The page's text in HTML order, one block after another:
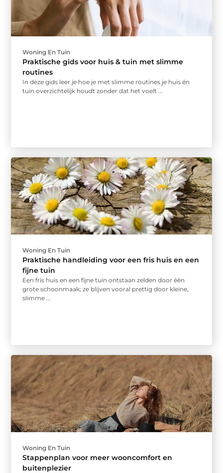
Woning En Tuin
Praktische gids voor huis & tuin met slimme
routines
In deze gids leer je hoe je met slimme routines je huis én
tuin overzichtelijk houdt zonder dat het voelt ...
Woning En Tuin
Praktische handleiding voor een fris huis en een
fijne tuin
Een fris huis en een fijne tuin ontstaan zelden door één
grote schoonmaak; ze blijven vooral prettig door kleine,
slimme ...
Woning En Tuin
Stappenplan voor meer wooncomfort en
buitenplezier